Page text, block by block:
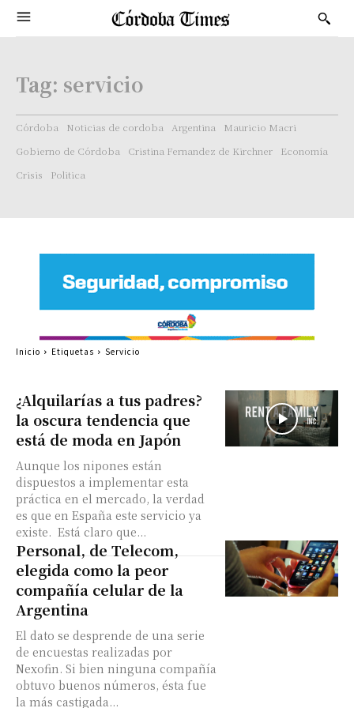
Tag: servicio
Córdoba Noticias de cordoba Argentina
Mauricio Macri
Gobierno de Córdoba
Cristina Fernandez de Kirchner
Economía
Crisis
Politica
¿Alquilarías a tus padres?
la oscura tendencia que
está de moda en Japón
Aunque los nipones están
dispuestos a implementar esta
práctica en el mercado, la verdad
es que en España este servicio ya
existe. Está claro que...
Personal, de Telecom,
elegida como la peor
compañía celular de la
Argentina
El dato se desprende de una serie
de encuestas realizadas por
Nexofin. Si bien ninguna compañía
obtuvo buenos números, ésta fue
la más castigada...
Inicio Etiquetas Servicio